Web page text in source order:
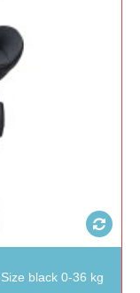
black 0-36 kg